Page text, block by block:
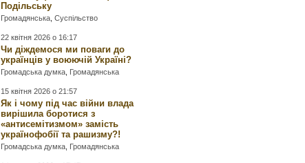
Подільську
Громадянська ,Суспільство
22 квітня 2026 о 16:17
Чи діждемося ми поваги до
українців у воюючій Україні?
Громадська думка Громадянська
15 квітня 2026 о 21:57
Як і чому під час війни влада
вирішила боротися з
«антисемітизмом» замість
українофобії та рашизму?!
Громадська думка Громадянська